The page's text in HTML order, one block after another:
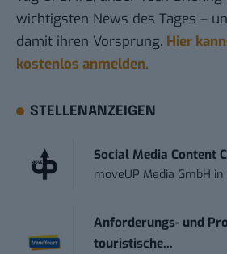
wichtigsten News des Tages –
damit ihren Vorsprung. Hier
kostenlos anmelden.
STELLENANZEIGEN
Social Media Content
moveUP Media GmbH in
Anforderungs- und
touristische...